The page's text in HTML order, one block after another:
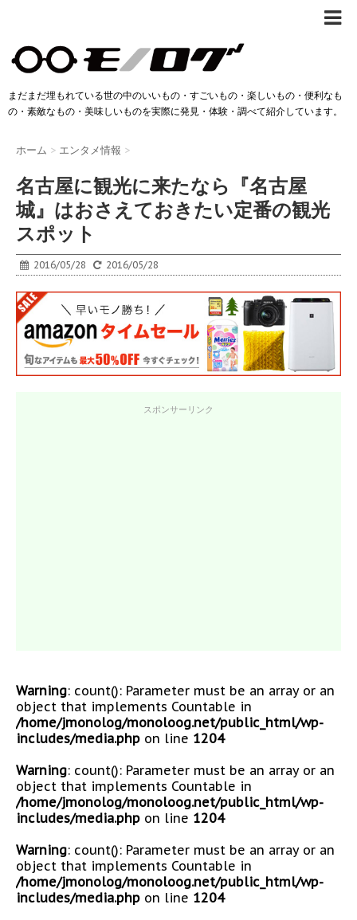
まだまだ埋もれている世の中のいいもの・すごいもの・楽しいもの・便利なも
の・素敵なもの・美味しいものを実際に発見・体験・調べて紹介しています。
ホーム > エンタメ情報 >
名古屋に観光に来たなら『名古屋
城』はおさえておきたい定番の観光
スポット
2016/05/28 2016/05/28
スポンサーリンク
Warning: count(): Parameter must be an array or an
object that implements Countable in
/home/jmonolog/monoloog.net/public_html/wp-
includes/media.php on line 1204
Warning: count(): Parameter must be an array or an
object that implements Countable in
/home/jmonolog/monoloog.net/public_html/wp-
includes/media.php on line 1204
Warning: count(): Parameter must be an array or an
object that implements Countable in
/home/jmonolog/monoloog.net/public_html/wp-
includes/media.php on line 1204